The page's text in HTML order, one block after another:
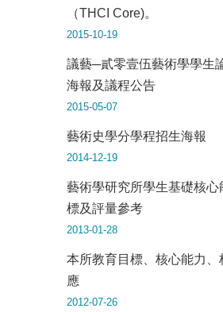
（THCI Core)。
2015-10-19
議藝─貳零壹伍藝術學學生
海報及議程公告
2015-05-07
藝術史學分學程招生海報
2014-12-19
藝術學研究所學生基礎核心
標及評量參考
2013-01-28
本所教育目標、核心能力、
應
2012-07-26